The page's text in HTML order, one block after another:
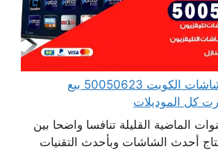
بيع تلفزيونات شاشات الكويت 50050623 بيع
كل الموديلات
الماضية القليلة تنافسا واضحا بين
أحدث الشاشات وبأحدث التقنيات